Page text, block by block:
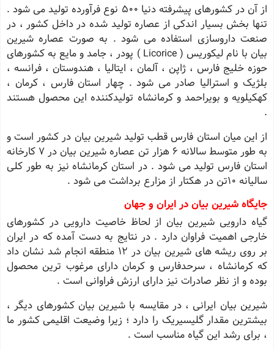
از آن در کشورهای پیشرفته دنیا 500 نوع فرآورده تولید می شود .
تنها بخش بسیار اندکی از عصاره تولید شده در داخل کشور ، در
صنعت داروسازی استفاده می شود . به صورت عصاره شیرین
بیان با نام لیکوریس ( Licorice ) پودر ، جامد و مایع به کشورهای
حوزه خلیج فارس ، ژاپن ، آلمان ، ایتالیا ، هندوستان ، فرانسه ،
بلژیک و استرالیا صادر می شود . چهار استان فارس ، کرمان ،
کهکیلویه و بویراحمد و کرمانشاه تولیدکننده این محصول هستند
.
از این میان استان فارس قطب تولید شیرین بیان در کشور است و
به طور متوسط سالانه 6 هزار تن عصاره شیرین بیان در 7 کارخانه
استان فارس تولید می شود . در استان کرمانشاه نیز به طور کلی
سالیانه 10تن در هکتار از مزارع برداشت می شود .
جایگاه شیرین بیان در ایران و جهان
گیاه دارویی شیرین بیان از لحاظ خاصیت دارویی در کشورهای
خارجی اهمیت فراوان دارد . در نتایج به دست آمده که در ایران
بر روی ریشه های شیرین بیان در 12 منطقه انجام شد نشان داد
که کرمانشاه ، سرحدفارس و کرمان دارای مرغوب ترین محصول
بوده و از نظر صادرات نیز دارای ارزش فراوانی است .
شیرین بیان ایرانی ، در مقایسه با شیرین بیان کشورهای دیگر ،
بیشترین مقدار گلیسیریک را دارد ؛ زیرا وضیعت اقلیمی کشور ما
، برای رشد این گیاه مناسب است .